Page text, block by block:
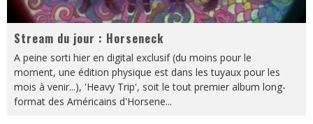
Stream du jour : Horseneck
A peine sorti hier en digital exclusif (du moins pour le
moment, une édition physique est dans les tuyaux pour les
mois à venir...), 'Heavy Trip', soit le tout premier album long-
format des Américains d'Horsene...